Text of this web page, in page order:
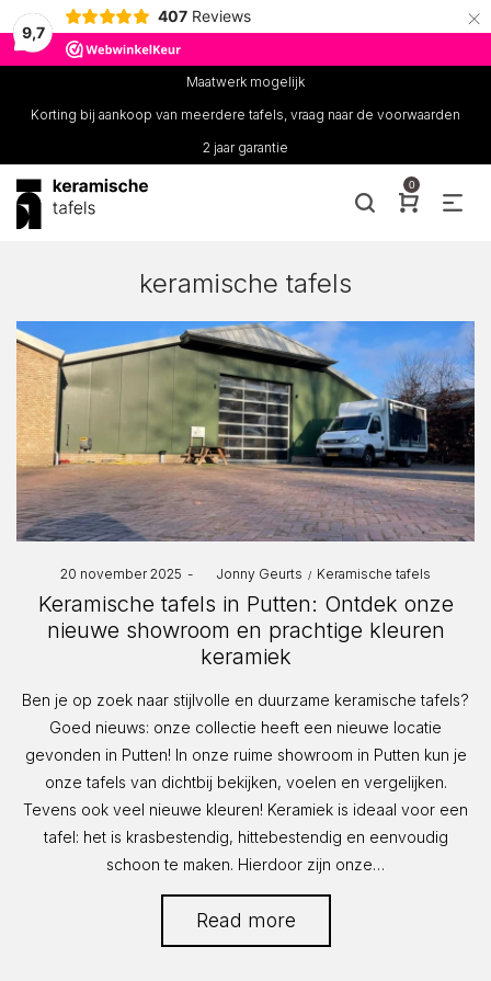
9,7
407 Reviews ×
Maatwerk mogelijk
Korting bij aankoop van meerdere tafels, vraag naar de voorwaarden
2 jaar garantie
0
keramische tafels
Posted
20 november 2025 Jonny Geurts
Posted
Keramische tafels
Keramische tafels in Putten: Ontdek onze
nieuwe showroom en prachtige kleuren
keramiek
Ben je op zoek naar stijlvolle en duurzame keramische tafels?
Goed nieuws: onze collectie heeft een nieuwe locatie
gevonden in Putten! In onze ruime showroom in Putten kun je
onze tafels van dichtbij bekijken, voelen en vergelijken.
Tevens ook veel nieuwe kleuren! Keramiek is ideaal voor een
tafel: het is krasbestendig, hittebestendig en eenvoudig
schoon te maken. Hierdoor zijn onze…
Read more